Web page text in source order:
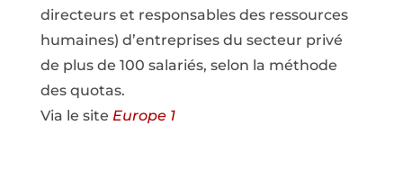
directeurs et responsables des ressources
humaines) d’entreprises du secteur privé
de plus de 100 salariés, selon la méthode
des quotas.
Via le site Europe 1